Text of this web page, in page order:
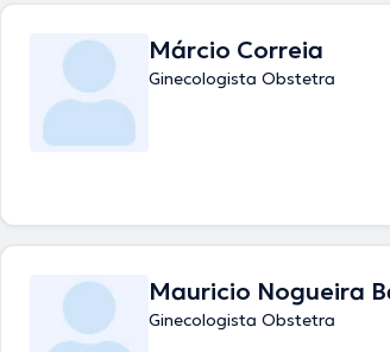
Márcio Correia
Ginecologista Obstetra
Mauricio Nogueira
Ginecologista Obstetra